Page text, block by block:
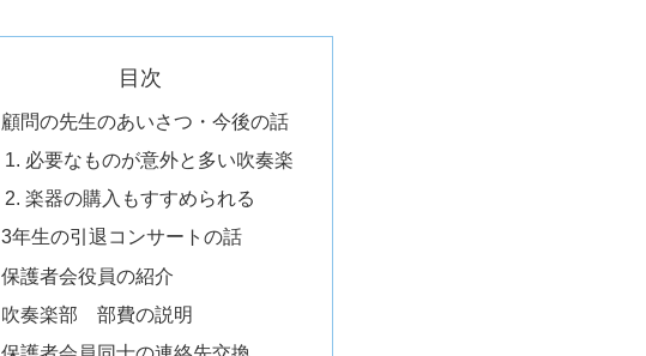
目次
顧問の先生のあいさつ・今後の話
必要なものが意外と多い吹奏楽
楽器の購入もすすめられる
3年生の引退コンサートの話
保護者会役員の紹介
吹奏楽部 部費の説明